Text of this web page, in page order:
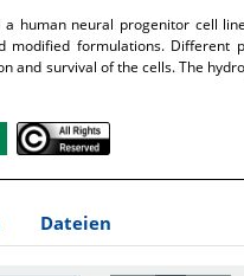
human neural progenitor cell
modified formulations.
and survival of the cells. The
Dateien